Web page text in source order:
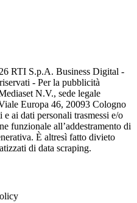
RTI S.p.A. Business Digital -
- Per la pubblicità
N.V., sede legale
Europa 46, 20093 Cologno
ai dati personali trasmessi e/o
funzionale all’addestramento di
È altresì fatto divieto
di data scraping.